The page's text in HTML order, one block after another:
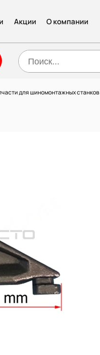
Акции О компании
для шиномонтажных станков